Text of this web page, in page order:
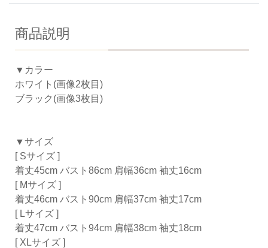
商品説明
▼カラー
ホワイト(画像2枚目)
ブラック(画像3枚目)
▼サイズ
[ Sサイズ ]
着丈45cm バスト86cm 肩幅36cm 袖丈16cm
[ Mサイズ ]
着丈46cm バスト90cm 肩幅37cm 袖丈17cm
[ Lサイズ ]
着丈47cm バスト94cm 肩幅38cm 袖丈18cm
[ XLサイズ ]